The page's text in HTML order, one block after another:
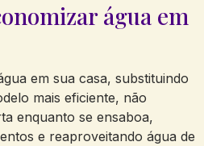
água em
em sua casa, substituindo
mais eficiente, não
enquanto se ensaboa,
e reaproveitando água de